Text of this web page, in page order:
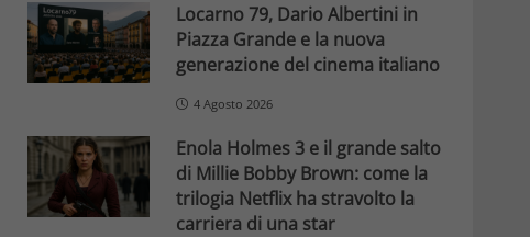
Locarno 79, Dario Albertini in
Piazza Grande e la nuova
generazione del cinema italiano
4 Agosto 2026
Enola Holmes 3 e il grande salto
di Millie Bobby Brown: come la
trilogia Netflix ha stravolto la
carriera di una star